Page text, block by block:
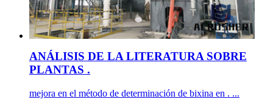
ANÁLISIS DE LA LITERATURA SOBRE
PLANTAS .
mejora en el método de determinación de bixina en . ...